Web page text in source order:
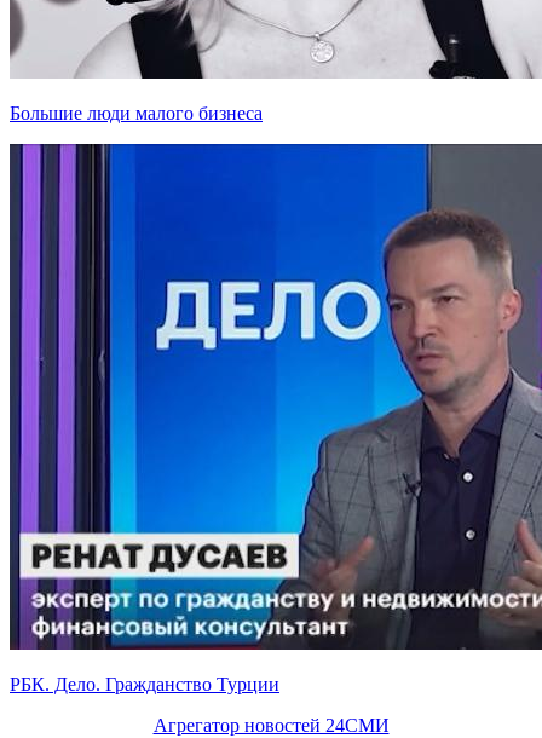
Большие люди малого бизнеса
РБК. Дело. Гражданство Турции
Агрегатор новостей 24СМИ